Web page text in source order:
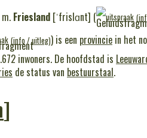
Friesland [ˈfrislɑnt] ( uitspraak (
(info /uitleg)) is een provincie in het
inwoners. De hoofdstad is
de status van bestuurstaal.
]